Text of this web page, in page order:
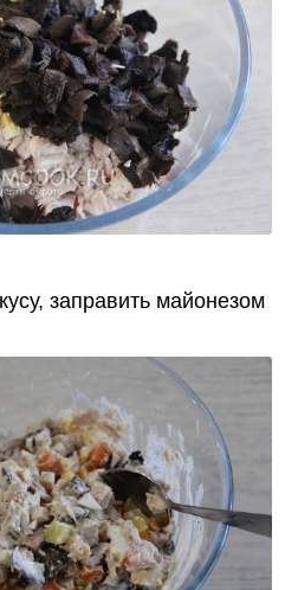
заправить майонезом